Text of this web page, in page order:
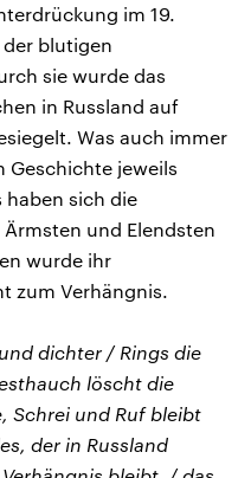
im 19.
der blutigen
sie wurde das
in Russland auf
Was auch immer
Geschichte jeweils
sich die
und Elendsten
wurde ihr
zum Verhängnis.
dichter / Rings die
löscht die
Schrei und Ruf bleibt
der in Russland